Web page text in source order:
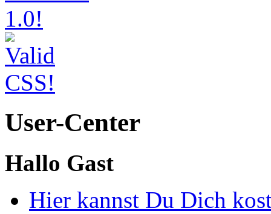
User-Center
Hallo Gast
Hier kannst Du Dich